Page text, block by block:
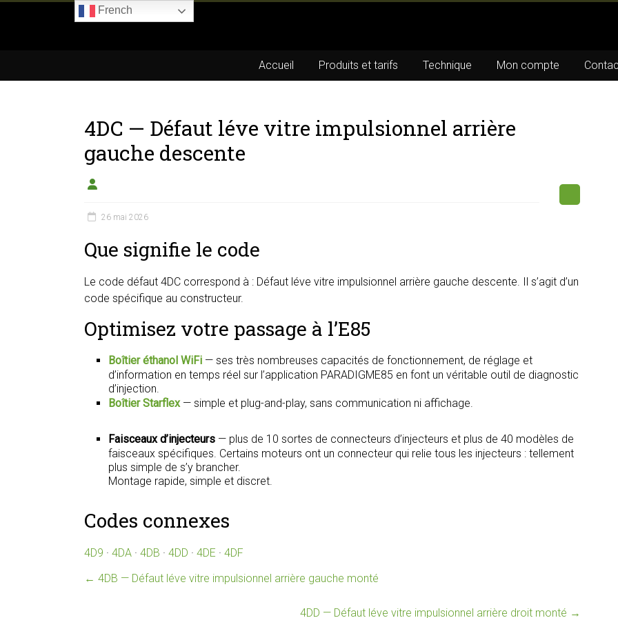
du
éthanol
Accueil Produits et tarifs Technique Mon compte
4DC — Défaut léve vitre impulsionnel arrière
gauche descente
26 mai 2026
Que signifie le code
Le code défaut 4DC correspond à : Défaut léve vitre impulsionnel arrière gauche descente. Il s’agit d’un
code spécifique au constructeur.
Optimisez votre passage à l’E85
Boîtier éthanol WiFi — ses très nombreuses capacités de fonctionnement, de réglage et
d’information en temps réel sur l’application PARADIGME85 en font un véritable outil de diagnostic
d’injection.
Boîtier Starflex— simple et plug-and-play, sans communication ni affichage.
Faisceaux d’injecteurs — plus de 10 sortes de connecteurs d’injecteurs et plus de 40 modèles de
faisceaux spécifiques. Certains moteurs ont un connecteur qui relie tous les injecteurs : tellement
plus simple de s’y brancher.
Montage rapide, simple et discret.
Codes connexes
4D9 · 4DA · 4DB · 4DD · 4DE · 4DF
← 4DB — Défaut léve vitre impulsionnel arrière gauche monté
4DD — Défaut léve vitre impulsionnel arrière droit monté →
French